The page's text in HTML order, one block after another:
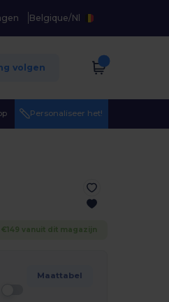
Belgique/Nl
volgen
Personaliseer het!
vanuit dit magazijn
Maattabel